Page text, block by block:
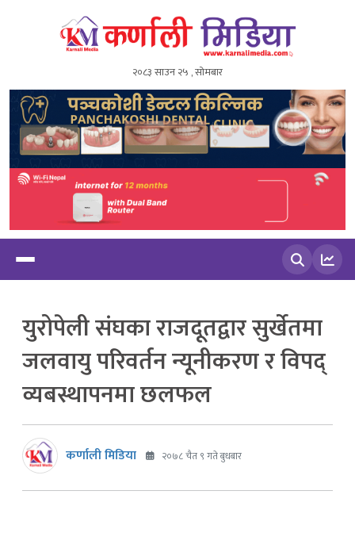
२०८३ साउन २५ , सोमबार
युरोपेली संघका राजदूतद्वार सुर्खेतमा
जलवायु परिवर्तन न्यूनीकरण र विपद्
व्यबस्थापनमा छलफल
कर्णाली मिडिया २०७८ चैत ९ गते बुधबार